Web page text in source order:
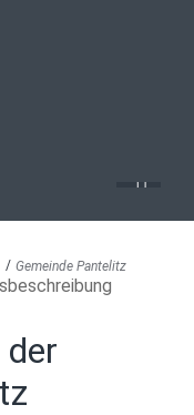
Gemeinde Pantelitz